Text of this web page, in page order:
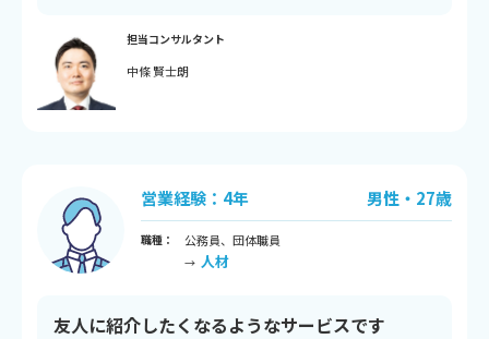
担当コンサルタント
中條 賢士朗
営業経験：4年 男性・27歳
職種： 公務員、団体職員
→ 人材
友人に紹介したくなるようなサービスです